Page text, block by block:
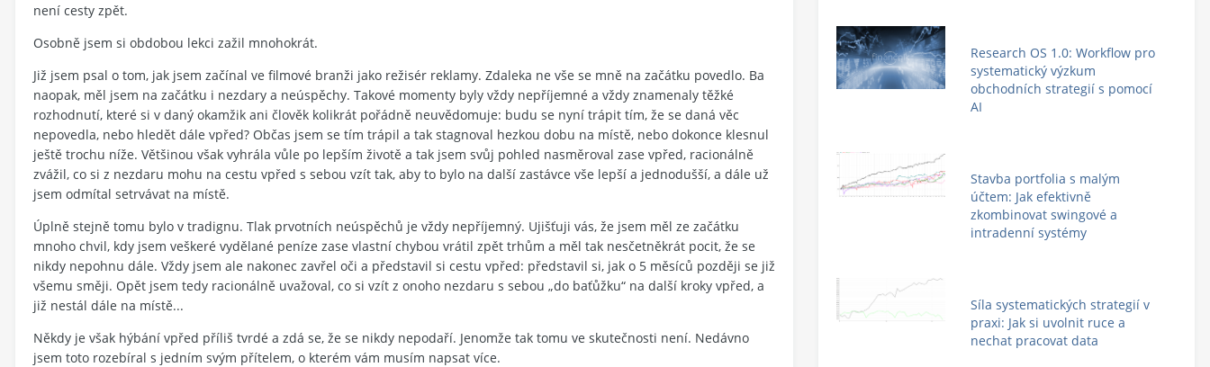
není cesty zpět.
Osobně jsem si obdobou lekci zažil mnohokrát.
Již jsem psal o tom, jak jsem začínal ve filmové branži jako režisér reklamy. Zdaleka ne vše se mně na začátku povedlo. Ba
naopak, měl jsem na začátku i nezdary a neúspěchy. Takové momenty byly vždy nepříjemné a vždy znamenaly těžké
rozhodnutí, které si v daný okamžik ani člověk kolikrát pořádně neuvědomuje: budu se nyní trápit tím, že se daná věc
nepovedla, nebo hledět dále vpřed? Občas jsem se tím trápil a tak stagnoval hezkou dobu na místě, nebo dokonce klesnul
ještě trochu níže. Většinou však vyhrála vůle po lepším životě a tak jsem svůj pohled nasměroval zase vpřed, racionálně
zvážil, co si z nezdaru mohu na cestu vpřed s sebou vzít tak, aby to bylo na další zastávce vše lepší a jednodušší, a dále už
jsem odmítal setrvávat na místě.
Úplně stejně tomu bylo v tradignu. Tlak prvotních neúspěchů je vždy nepříjemný. Ujišťuji vás, že jsem měl ze začátku
mnoho chvil, kdy jsem veškeré vydělané peníze zase vlastní chybou vrátil zpět trhům a měl tak nesčetněkrát pocit, že se
nikdy nepohnu dále. Vždy jsem ale nakonec zavřel oči a představil si cestu vpřed: představil si, jak o 5 měsíců později se již
všemu směji. Opět jsem tedy racionálně uvažoval, co si vzít z onoho nezdaru s sebou „do baťůžku“ na další kroky vpřed, a
již nestál dále na místě...
Někdy je však hýbání vpřed příliš tvrdé a zdá se, že se nikdy nepodaří. Jenomže tak tomu ve skutečnosti není. Nedávno
jsem toto rozebíral s jedním svým přítelem, o kterém vám musím napsat více.
Research OS 1.0: Workflow pro
systematický výzkum
obchodních strategií s pomocí
AI
Stavba portfolia s malým
účtem: Jak efektivně
zkombinovat swingové a
intradenní systémy
Síla systematických strategií v
praxi: Jak si uvolnit ruce a
nechat pracovat data